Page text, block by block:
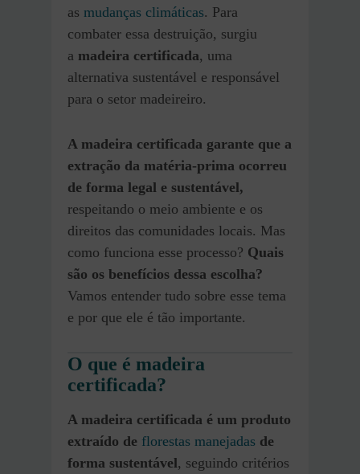
as mudanças climáticas. Para
combater essa destruição, surgiu
a madeira certificada, uma
alternativa sustentável e responsável
para o setor madeireiro.
A madeira certificada garante que a
extração da matéria-prima ocorreu
de forma legal e sustentável,
respeitando o meio ambiente e os
direitos das comunidades locais. Mas
como funciona esse processo? Quais
são os benefícios dessa escolha?
Vamos entender tudo sobre esse tema
e por que ele é tão importante.
O que é madeira
certificada?
A madeira certificada é um produto
extraído de florestas manejadas de
forma sustentável, seguindo critérios